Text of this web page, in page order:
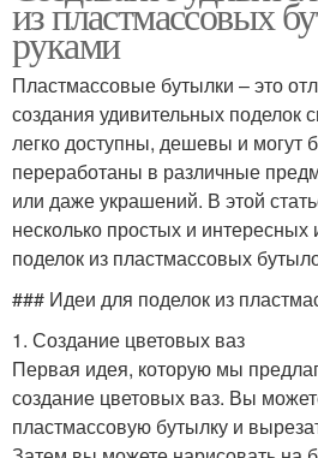
из пластмассовых
руками
Пластмассовые бутылки – это
создания удивительных поделок
легко доступны, дешевы и могут
переработаны в различные
или даже украшений. В этой
несколько простых и интересных
поделок из пластмассовых
### Идеи для поделок из
1. Создание цветовых ваз
Первая идея, которую мы
создание цветовых ваз. Вы
пластмассовую бутылку и